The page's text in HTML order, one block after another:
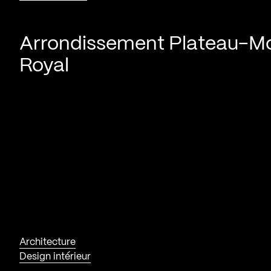
Arrondissement Plateau-
Royal
Architecture
Design intérieur